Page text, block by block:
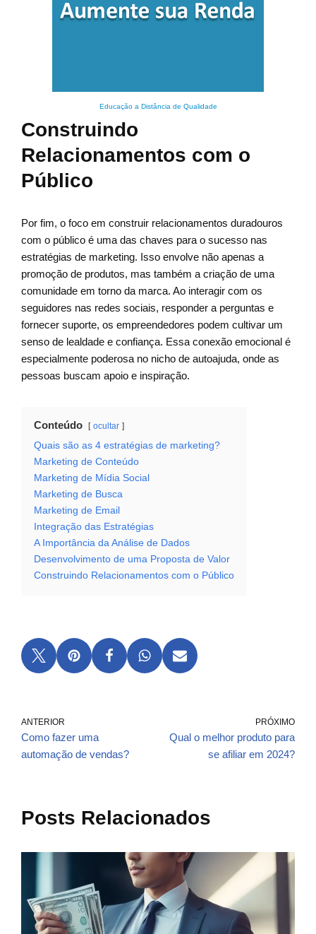
Educação a Distância de Qualidade
Construindo
Relacionamentos com o
Público
Por fim, o foco em construir relacionamentos duradouros
com o público é uma das chaves para o sucesso nas
estratégias de marketing. Isso envolve não apenas a
promoção de produtos, mas também a criação de uma
comunidade em torno da marca. Ao interagir com os
seguidores nas redes sociais, responder a perguntas e
fornecer suporte, os empreendedores podem cultivar um
senso de lealdade e confiança. Essa conexão emocional é
especialmente poderosa no nicho de autoajuda, onde as
pessoas buscam apoio e inspiração.
Conteúdo ocultar
Quais são as 4 estratégias de marketing?
Marketing de Conteúdo
Marketing de Mídia Social
Marketing de Busca
Marketing de Email
Integração das Estratégias
A Importância da Análise de Dados
Desenvolvimento de uma Proposta de Valor
Construindo Relacionamentos com o Público
ANTERIOR
Como fazer uma
automação de vendas?
PRÓXIMO
Qual o melhor produto para
se afiliar em 2024?
Posts Relacionados